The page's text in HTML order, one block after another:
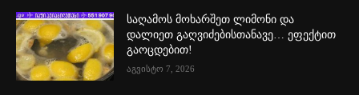
საღამოს მოხარშეთ ლიმონი და
დალიეთ გაღვიძებისთანავე… ეფექტით
გაოცდებით!
აგვისტო 7, 2026